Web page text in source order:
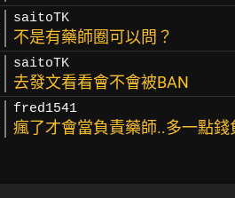
saitoTK
不是有藥師圈可以問？
saitoTK
去發文看看會不會被BAN
fred1541
瘋了才會當負責藥師..多一點錢